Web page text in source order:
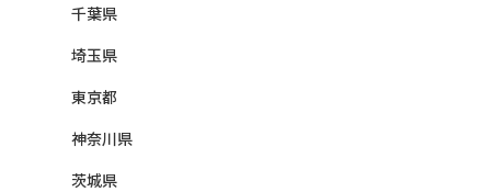
千葉県
埼玉県
東京都
神奈川県
茨城県